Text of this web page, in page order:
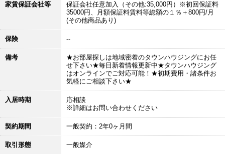
家賃保証会社等
保証会社任意加入（その他:35,000円）※初回保証料
35000円、月額保証料賃料等総額の１％＋800円/月
(その他商品あり)
保険 --
備考
★お部屋探しは地域密着のタウンハウジングにお任
せ下さい★毎日新着情報更新中★タウンハウジング
はオンラインでご対応可能！★初期費用・諸条件お
気軽にご相談下さい★
入居時期
応相談
※詳細はお問い合わせください
契約期間 一般契約：2年0ヶ月間
取引形態 一般媒介